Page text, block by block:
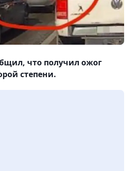
что получил ожог
степени.